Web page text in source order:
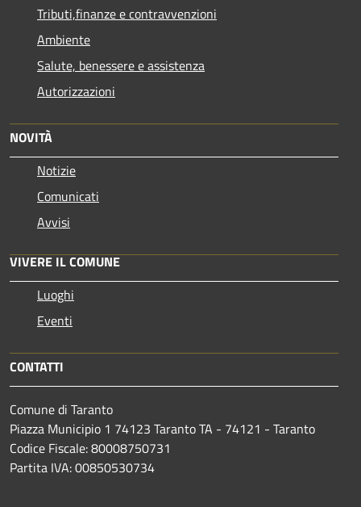
Tributi,finanze e contravvenzioni
Ambiente
Salute, benessere e assistenza
Autorizzazioni
NOVITÀ
Notizie
Comunicati
Avvisi
VIVERE IL COMUNE
Luoghi
Eventi
CONTATTI
Comune di Taranto
Piazza Municipio 1 74123 Taranto TA - 74121 - Taranto
Codice Fiscale: 80008750731
Partita IVA: 00850530734